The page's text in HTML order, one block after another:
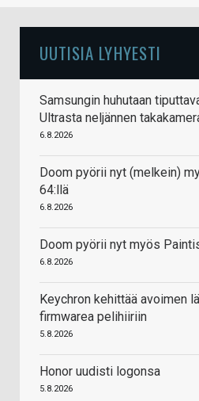
UUTISIA LYHYESTI
Samsungin huhutaan
Ultrasta neljännen
6.8.2026
Doom pyörii nyt (melkein)
64:llä
6.8.2026
Doom pyörii nyt myös
6.8.2026
Keychron kehittää avoimen
firmwarea pelihiiriin
5.8.2026
Honor uudisti logonsa
5.8.2026